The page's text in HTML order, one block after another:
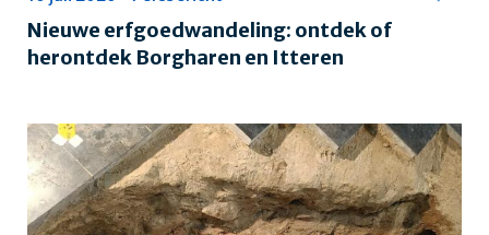
Nieuwe erfgoedwandeling: ontdek of
herontdek Borgharen en Itteren